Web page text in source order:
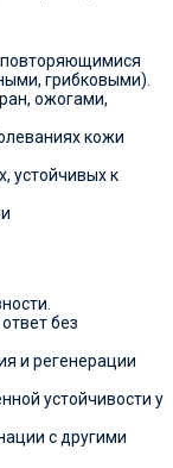
повторяющимися
грибковыми).
ожогами,
кожи
устойчивых к
без
и регенерации
устойчивости у
с другими